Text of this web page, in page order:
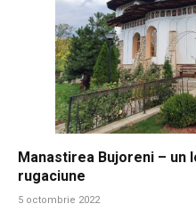
Manastirea Bujoreni – un
rugaciune
5 octombrie 2022